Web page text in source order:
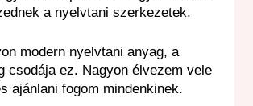
a nyelvtani szerkezetek.
modern nyelvtani anyag, a
csodája ez. Nagyon élvezem vele
ajánlani fogom mindenkinek.